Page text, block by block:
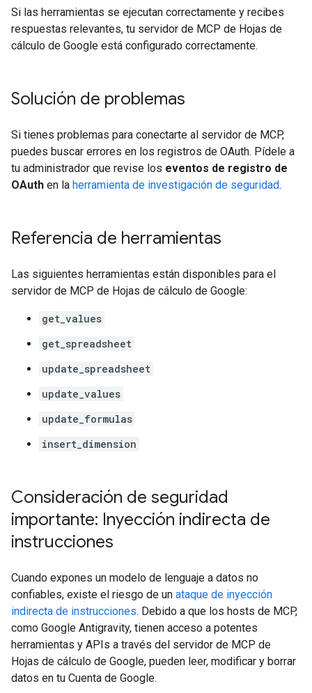
Si las herramientas se ejecutan correctamente y recibes
respuestas relevantes, tu servidor de MCP de Hojas de
cálculo de Google está configurado correctamente.
Solución de problemas
Si tienes problemas para conectarte al servidor de MCP,
puedes buscar errores en los registros de OAuth. Pídele a
tu administrador que revise los eventos de registro de
OAuth en la herramienta de investigación de seguridad.
Referencia de herramientas
Las siguientes herramientas están disponibles para el
servidor de MCP de Hojas de cálculo de Google:
get_values
get_spreadsheet
update_spreadsheet
update_values
update_formulas
insert_dimension
Consideración de seguridad
importante: Inyección indirecta de
instrucciones
Cuando expones un modelo de lenguaje a datos no
confiables, existe el riesgo de un ataque de inyección
indirecta de instrucciones. Debido a que los hosts de MCP,
como Google Antigravity, tienen acceso a potentes
herramientas y APIs a través del servidor de MCP de
Hojas de cálculo de Google, pueden leer, modificar y borrar
datos en tu Cuenta de Google.